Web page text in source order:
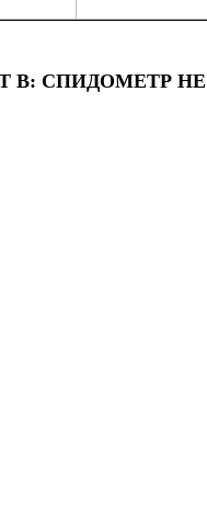
B: СПИДОМЕТР